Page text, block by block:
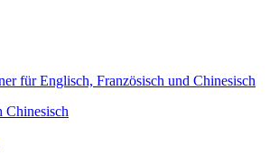
für Englisch, Französisch und Chinesisch
Chinesisch